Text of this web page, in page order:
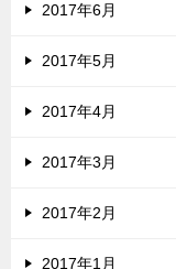
2017年6月
2017年5月
2017年4月
2017年3月
2017年2月
2017年1月